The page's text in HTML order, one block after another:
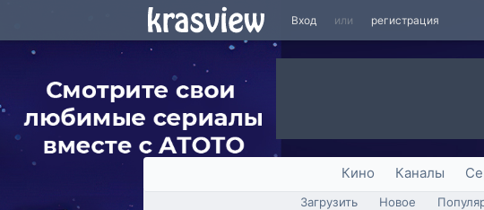
Вход или регистрация
Кино Каналы
Загрузить Новое